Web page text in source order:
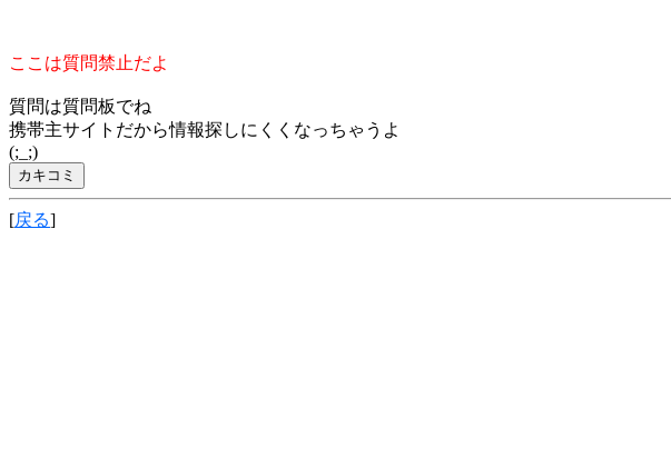
ここは質問禁止だよ
質問は質問板でね
携帯主サイトだから情報探しにくくなっちゃうよ
(;_;)
[戻る]